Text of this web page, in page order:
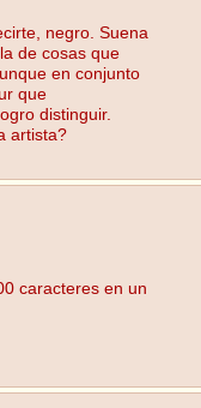
negro. Suena
de cosas que
en conjunto
que
distinguir.
artista?
caracteres en un